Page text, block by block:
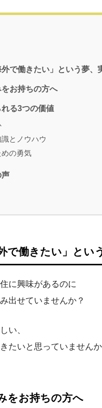
で働きたい」という夢、
お持ちの方へ
る3つの価値
とノウハウ
の勇気
声
で働きたい」とい
に興味があるのに
出せていませんか？
い、
たいと思っていませんか
をお持ちの方へ